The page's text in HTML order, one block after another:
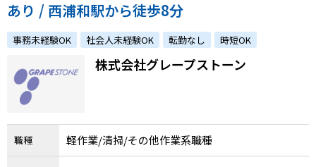
あり / 西浦和駅から徒歩8分
事務未経験OK 社会人未経験OK 転勤なし 時短OK
株式会社グレープストーン
職種 軽作業/清掃/その他作業系職種